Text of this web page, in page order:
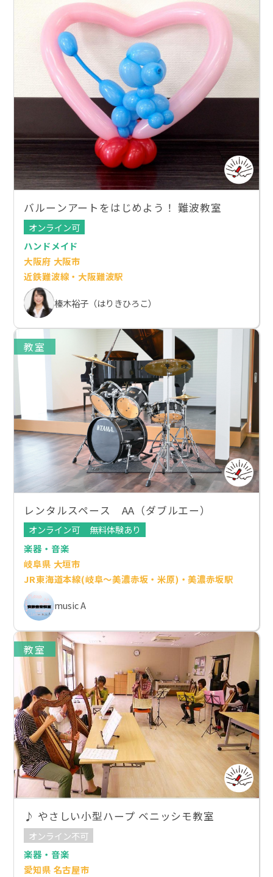
バルーンアートをはじめよう！ 難波教室
オンライン可
ハンドメイド
大阪府 大阪市
近鉄難波線・大阪難波駅
榛木裕子（はりきひろこ）
教室
レンタルスペース AA（ダブルエー）
オンライン可
無料体験あり
楽器・音楽
岐阜県 大垣市
JR東海道本線(岐阜～美濃赤坂・米原)・美濃赤坂駅
music A
教室
♪ やさしい小型ハープ ベニッシモ教室
オンライン不可
楽器・音楽
愛知県 名古屋市